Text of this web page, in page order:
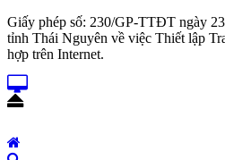
Giấy phép số: 230/GP-TTĐT ngày
tỉnh Thái Nguyên về việc Thiết lập
hợp trên Internet.